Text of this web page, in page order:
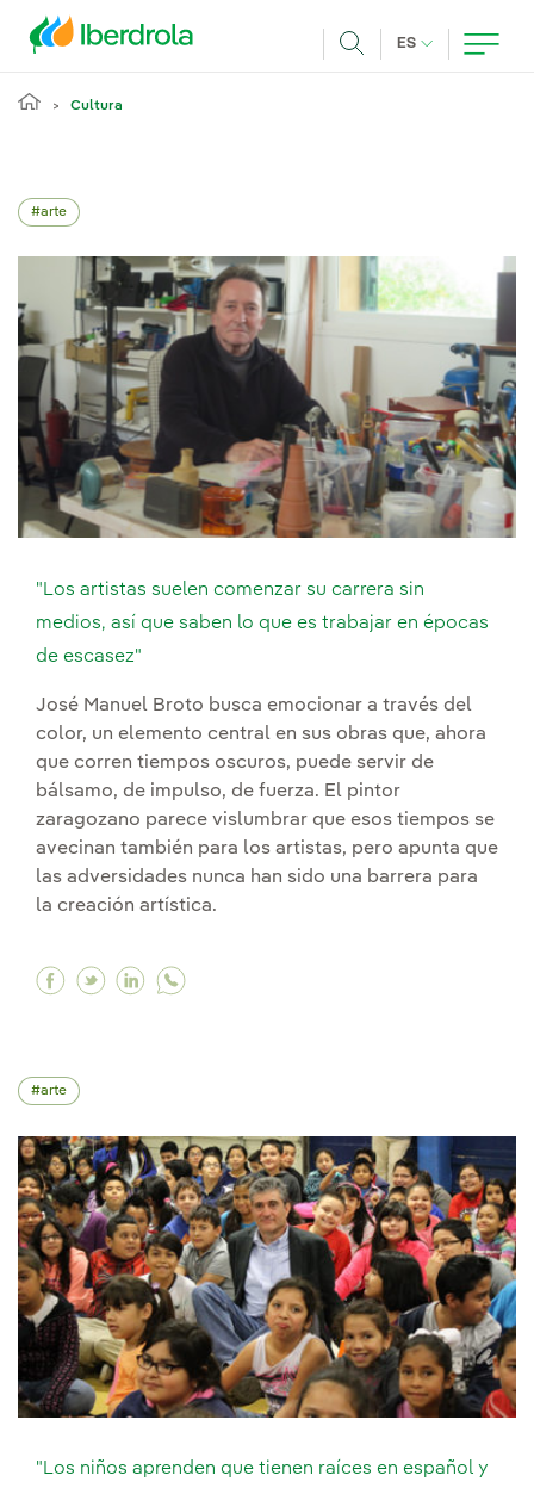
ES IDIOMA
Cultura
arte
"Los artistas suelen comenzar su carrera sin
medios, así que saben lo que es trabajar en épocas
de escasez"
José Manuel Broto busca emocionar a través del
color, un elemento central en sus obras que, ahora
que corren tiempos oscuros, puede servir de
bálsamo, de impulso, de fuerza. El pintor
zaragozano parece vislumbrar que esos tiempos se
avecinan también para los artistas, pero apunta que
las adversidades nunca han sido una barrera para
la creación artística.
Facebook "Los artistas suelen comenzar su
Twitter "Los artistas suelen comenzar su
Linkedin "Los artistas suelen
arte
"Los niños aprenden que tienen raíces en español y